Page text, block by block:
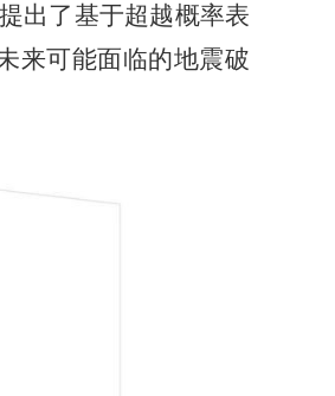
出了基于超越概率表
来可能面临的地震破